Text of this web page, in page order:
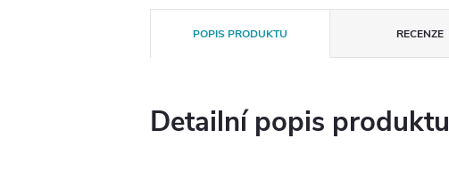
POPIS PRODUKTU RECENZE
Detailní popis produktu